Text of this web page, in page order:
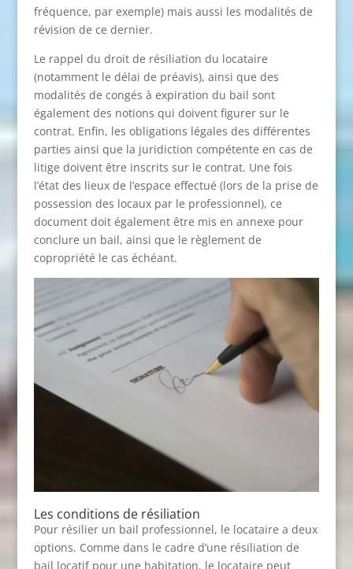
fréquence, par exemple) mais aussi les modalités de
révision de ce dernier.
Le rappel du droit de résiliation du locataire
(notamment le délai de préavis), ainsi que des
modalités de congés à expiration du bail sont
également des notions qui doivent figurer sur le
contrat. Enfin, les obligations légales des différentes
parties ainsi que la juridiction compétente en cas de
litige doivent être inscrits sur le contrat. Une fois
l’état des lieux de l’espace effectué (lors de la prise de
possession des locaux par le professionnel), ce
document doit également être mis en annexe pour
conclure un bail, ainsi que le règlement de
copropriété le cas échéant.
Les conditions de résiliation
Pour résilier un bail professionnel, le locataire a deux
options. Comme dans le cadre d’une résiliation de
bail locatif pour une habitation, le locataire peut